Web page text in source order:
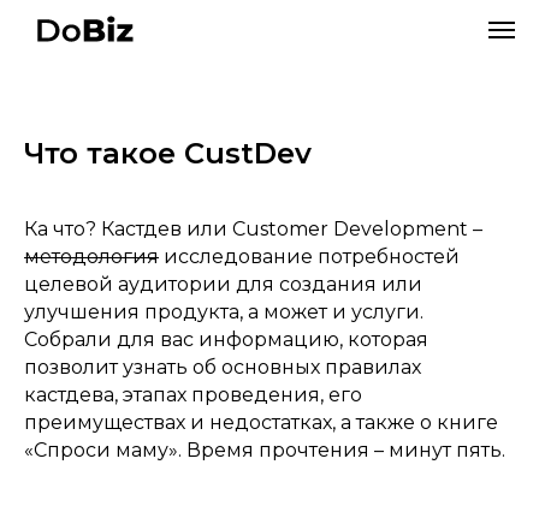
Что такое CustDev
Ка что? Кастдев или Customer Development –
методология исследование потребностей
целевой аудитории для создания или
улучшения продукта, а может и услуги.
Собрали для вас информацию, которая
позволит узнать об основных правилах
кастдева, этапах проведения, его
преимуществах и недостатках, а также о книге
«Спроси маму». Время прочтения – минут пять.